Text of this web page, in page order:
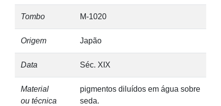
Tombo M-1020
Origem Japão
Data Séc. XIX
Material
ou técnica
pigmentos diluídos em água sobre
seda.